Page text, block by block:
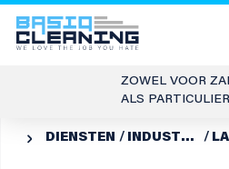
ZOWEL VOOR
ALS
 DIENSTEN INDUSTRIËLE REINIGING